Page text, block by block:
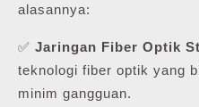
alasannya:
✅ Jaringan Fiber Optik
teknologi fiber optik yang
minim gangguan.